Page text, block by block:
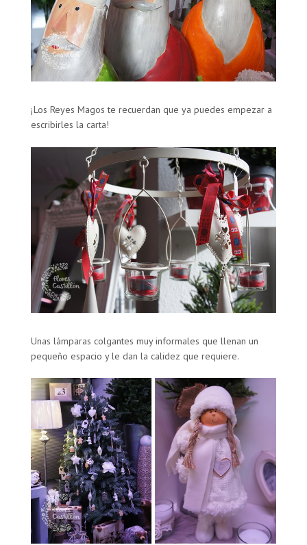
¡Los Reyes Magos te recuerdan que ya puedes empezar a
escribirles la carta!
Unas lámparas colgantes muy informales que llenan un
pequeño espacio y le dan la calidez que requiere.